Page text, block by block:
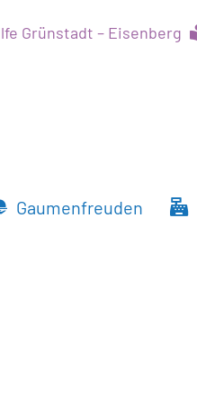
Grünstadt – Eisenberg
Gaumenfreuden